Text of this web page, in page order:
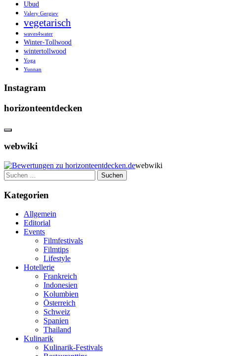
Ubud
Valery Gergiev
vegetarisch
waves4water
Winter-Tollwood
wintertollwood
Yoga
Yunnan
Instagram
horizonteentdecken
webwiki
webwiki
Suchen
nach:
Kategorien
Allgemein
Editorial
Events
Filmfestivals
Filmtips
Lifestyle
Hotellerie
Frankreich
Indonesien
Kolumbien
Österreich
Schweiz
Spanien
Thailand
Kulinarik
Kulinarik-Festivals